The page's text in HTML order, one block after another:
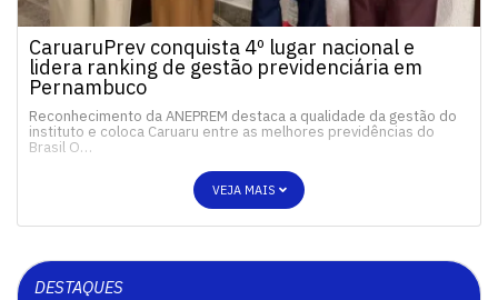
CaruaruPrev conquista 4º lugar nacional e
lidera ranking de gestão previdenciária em
Pernambuco
Reconhecimento da ANEPREM destaca a qualidade da gestão do
instituto e coloca Caruaru entre as melhores previdências do
Brasil O…
VEJA MAIS
DESTAQUES